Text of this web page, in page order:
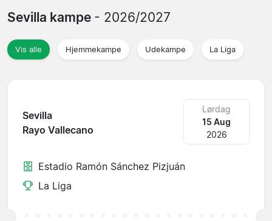
Sevilla kampe - 2026/2027
Vis alle Hjemmekampe Udekampe La Liga
Sevilla
Rayo Vallecano
Lørdag
15 Aug
2026
Estadio Ramón Sánchez Pizjuán
La Liga